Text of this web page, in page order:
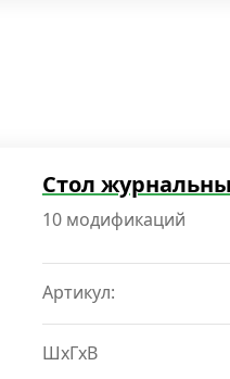
Стол
10 модификаций
Артикул:
ШxГxВ